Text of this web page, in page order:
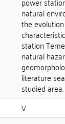
natural
the
station
natural
literature
studied
V